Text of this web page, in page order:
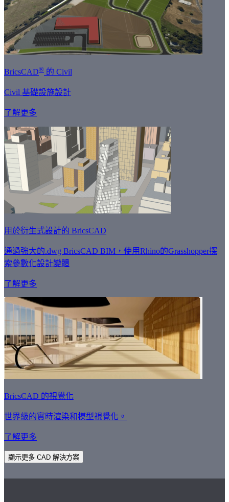
BricsCAD® 的 Civil
Civil 基礎設施設計
了解更多
用於衍生式設計的 BricsCAD
通過強大的.dwg BricsCAD BIM，使用Rhino的Grasshopper探
索參數化設計變體
了解更多
BricsCAD 的視覺化
世界級的實時渲染和模型視覺化。
了解更多
顯示更多 CAD 解決方案